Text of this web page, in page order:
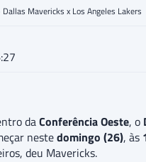
Dallas Mavericks x Los Angeles Lakers
daConferência Oeste, o
nestedomingo (26), às
deu Mavericks.